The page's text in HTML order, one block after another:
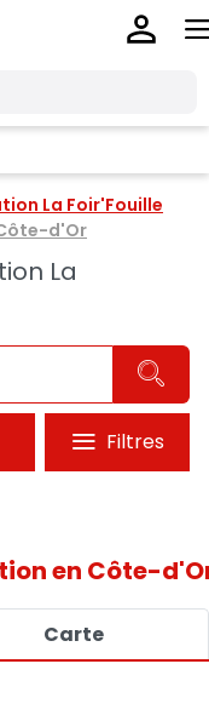
La Foir'Fouille
d'Or
La
Filtres
en Côte-
Carte